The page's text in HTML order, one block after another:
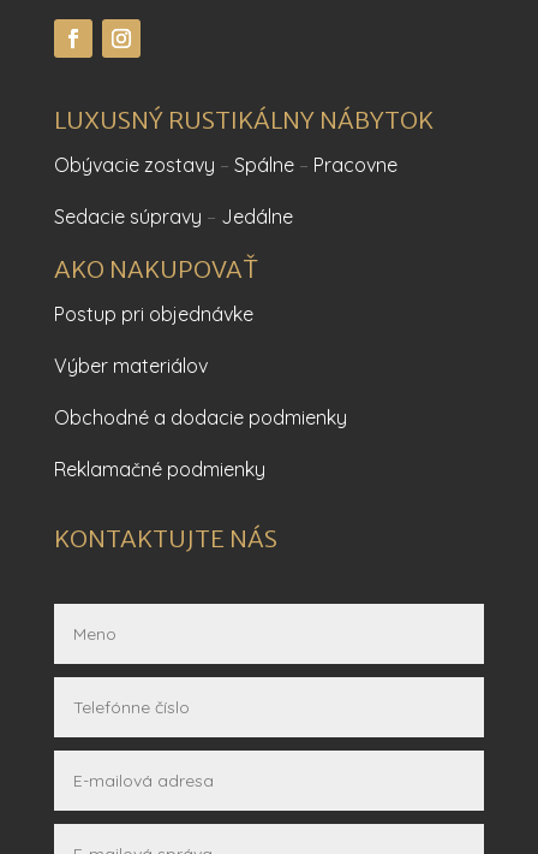
LUXUSNÝ RUSTIKÁLNY NÁBYTOK
Obývacie zostavy – Spálne– Pracovne
Sedacie súpravy – Jedálne
AKO NAKUPOVAŤ
Postup pri objednávke
Výber materiálov
Obchodné a dodacie podmienky
Reklamačné podmienky
KONTAKTUJTE NÁS